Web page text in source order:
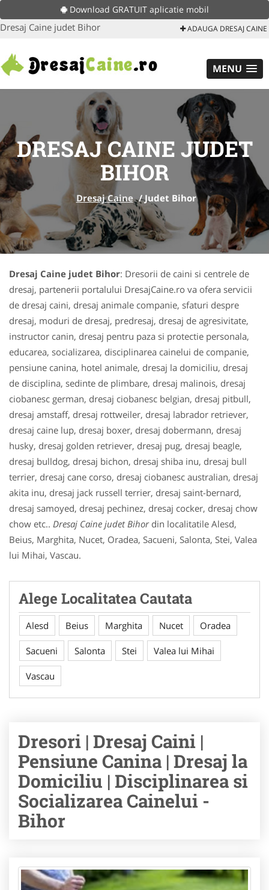
Download GRATUIT aplicatie mobil
Dresaj Caine judet Bihor ADAUGA DRESAJ CAINE
MENU
DRESAJ CAINE JUDET
BIHOR
Dresaj Caine /Judet Bihor
Dresaj Caine judet Bihor: Dresorii de caini si centrele de
dresaj, partenerii portalului DresajCaine.ro va ofera servicii
de dresaj caini, dresaj animale companie, sfaturi despre
dresaj, moduri de dresaj, predresaj, dresaj de agresivitate,
instructor canin, dresaj pentru paza si protectie personala,
educarea, socializarea, disciplinarea cainelui de companie,
pensiune canina, hotel animale, dresaj la domiciliu, dresaj
de disciplina, sedinte de plimbare, dresaj malinois, dresaj
ciobanesc german, dresaj ciobanesc belgian, dresaj pitbull,
dresaj amstaff, dresaj rottweiler, dresaj labrador retriever,
dresaj caine lup, dresaj boxer, dresaj dobermann, dresaj
husky, dresaj golden retriever, dresaj pug, dresaj beagle,
dresaj bulldog, dresaj bichon, dresaj shiba inu, dresaj bull
terrier, dresaj cane corso, dresaj ciobanesc australian, dresaj
akita inu, dresaj jack russell terrier, dresaj saint-bernard,
dresaj samoyed, dresaj pechinez, dresaj cocker, dresaj chow
chow etc.. Dresaj Caine judet Bihordin localitatile Alesd,
Beius, Marghita, Nucet, Oradea, Sacueni, Salonta, Stei, Valea
lui Mihai, Vascau.
Alege Localitatea Cautata
Alesd Beius Marghita Nucet Oradea
Sacueni Salonta Stei Valea lui Mihai
Vascau
Dresori | Dresaj Caini |
Pensiune Canina | Dresaj la
Domiciliu | Disciplinarea si
Socializarea Cainelui -
Bihor